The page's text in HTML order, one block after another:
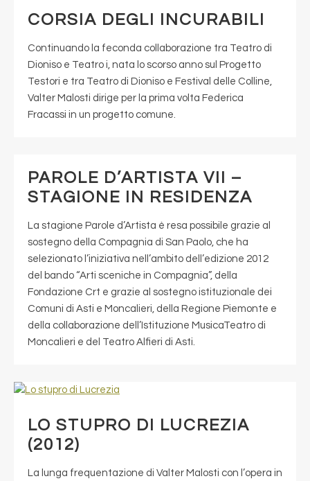
CORSIA DEGLI INCURABILI
Continuando la feconda collaborazione tra Teatro di
Dioniso e Teatro i, nata lo scorso anno sul Progetto
Testori e tra Teatro di Dioniso e Festival delle Colline,
Valter Malosti dirige per la prima volta Federica
Fracassi in un progetto comune.
PAROLE D’ARTISTA VII –
STAGIONE IN RESIDENZA
La stagione Parole d’Artista è resa possibile grazie al
sostegno della Compagnia di San Paolo, che ha
selezionato l’iniziativa nell’ambito dell’edizione 2012
del bando “Arti sceniche in Compagnia”, della
Fondazione Crt e grazie al sostegno istituzionale dei
Comuni di Asti e Moncalieri, della Regione Piemonte e
della collaborazione dell’Istituzione MusicaTeatro di
Moncalieri e del Teatro Alfieri di Asti.
LO STUPRO DI LUCREZIA
(2012)
La lunga frequentazione di Valter Malosti con l’opera in